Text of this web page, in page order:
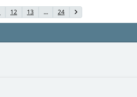
12 13 ... 24